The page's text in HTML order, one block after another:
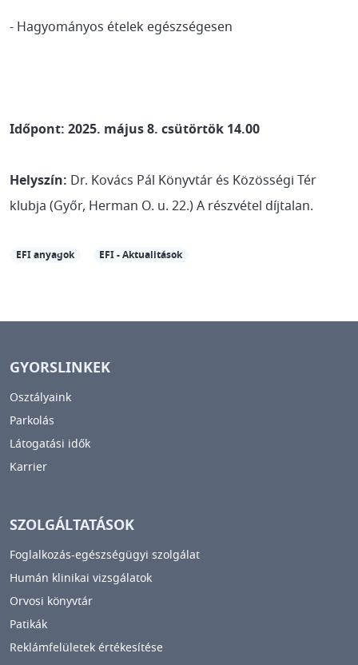
- Hagyományos ételek egészségesen
Időpont: 2025. május 8. csütörtök 14.00
Helyszín: Dr. Kovács Pál Könyvtár és Közösségi Tér
klubja (Győr, Herman O. u. 22.) A részvétel díjtalan.
EFI anyagok EFI - Aktualitások
GYORSLINKEK
Osztályaink
Parkolás
Látogatási idők
Karrier
SZOLGÁLTATÁSOK
Foglalkozás-egészségügyi szolgálat
Humán klinikai vizsgálatok
Orvosi könyvtár
Patikák
Reklámfelületek értékesítése